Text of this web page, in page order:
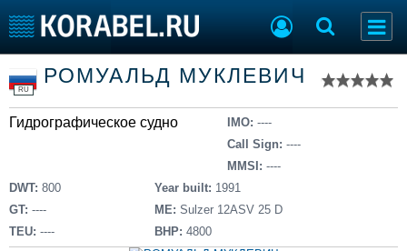
Тип судна
Добавить судно
Добавить проект
Последние 100
Пульс
Новости
Компании
Торговая площадка
Доска объявлений
Продажа флота
Оборудование
RU
РОМУАЛЬД МУКЛЕВИЧ
Гидрографическое судно IMO: ----
Call Sign: ----
MMSI: ----
DWT: 800
GT: ----
TEU: ----
Year built: 1991
ME: Sulzer 12ASV 25 D
BHP: 4800